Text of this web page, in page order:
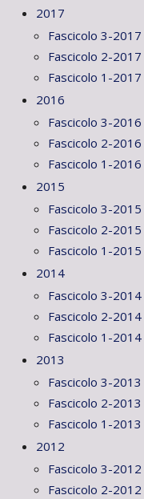
2017
Fascicolo 3-2017
Fascicolo 2-2017
Fascicolo 1-2017
2016
Fascicolo 3-2016
Fascicolo 2-2016
Fascicolo 1-2016
2015
Fascicolo 3-2015
Fascicolo 2-2015
Fascicolo 1-2015
2014
Fascicolo 3-2014
Fascicolo 2-2014
Fascicolo 1-2014
2013
Fascicolo 3-2013
Fascicolo 2-2013
Fascicolo 1-2013
2012
Fascicolo 3-2012
Fascicolo 2-2012